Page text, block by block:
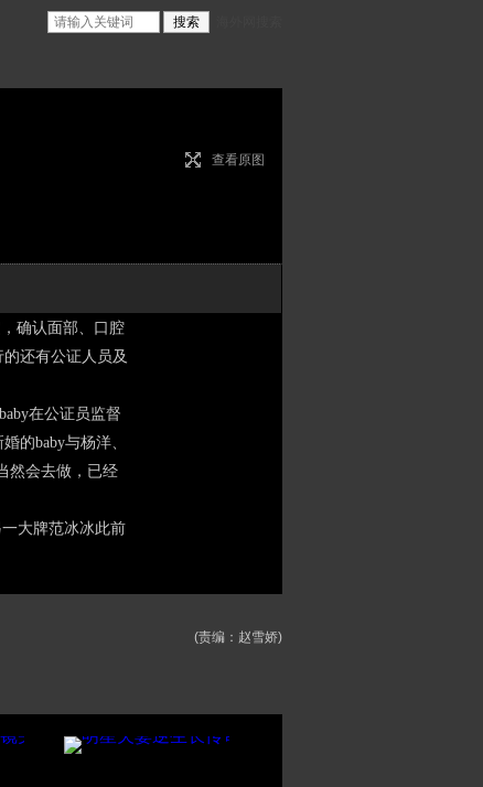
查看原图
确认面部、口腔
还有公证人员及
在公证员监督
的baby与杨洋、
然会去做，已经
大牌范冰冰此前
(责编：赵雪娇)